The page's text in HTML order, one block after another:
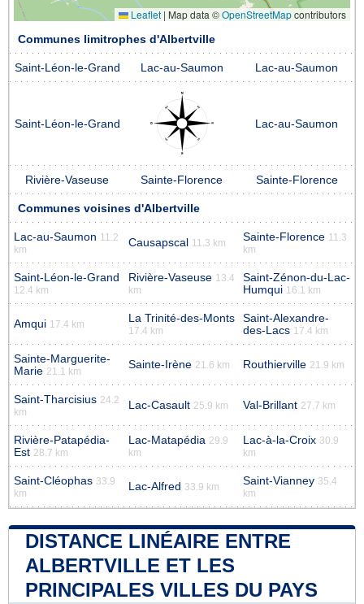
Leaflet | Map data ©OpenStreetMapcontributors
Communes limitrophes d'Albertville
Saint-Léon-le-Grand Lac-au-Saumon Lac-au-Saumon
Saint-Léon-le-Grand Lac-au-Saumon
Rivière-Vaseuse Sainte-Florence Sainte-Florence
Communes voisines d'Albertville
Lac-au-Saumon 11.2
km
Causapscal 11.3 km Sainte-Florence 11.3
km
Saint-Léon-le-Grand
12.4 km
Rivière-Vaseuse 13.4
km
Saint-Zénon-du-Lac-
Humqui 16.1 km
Amqui 17.4 km La Trinité-des-Monts
17.4 km
Saint-Alexandre-
des-Lacs 17.4 km
Sainte-Marguerite-
Marie 21.1 km
Sainte-Irène 21.6 km Routhierville 21.9 km
Saint-Tharcisius 24.2
km
Lac-Casault 25.9 km Val-Brillant 27.7 km
Rivière-Patapédia-
Est 28.7 km
Lac-Matapédia 29.9
km
Lac-à-la-Croix 30.9
km
Saint-Cléophas 33.9
km
Lac-Alfred 33.9 km Saint-Vianney 35.4
km
DISTANCE LINÉAIRE ENTRE
ALBERTVILLE ET LES
PRINCIPALES VILLES DU PAYS